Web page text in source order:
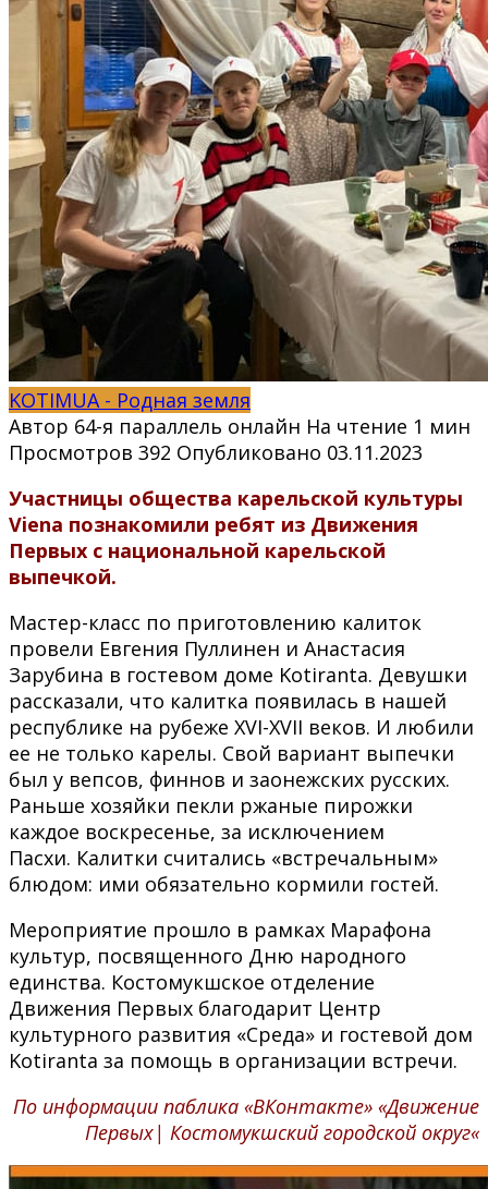
KOTIMUA - Родная земля
Автор 64-я параллель онлайн На чтение 1 мин
Просмотров 392 Опубликовано 03.11.2023
Участницы общества карельской культуры
Viena познакомили ребят из Движения
Первых с национальной карельской
выпечкой.
Мастер-класс по приготовлению калиток
провели Евгения Пуллинен и Анастасия
Зарубина в гостевом доме Kotiranta. Девушки
рассказали, что калитка появилась в нашей
республике на рубеже XVI-XVII веков. И любили
ее не только карелы. Свой вариант выпечки
был у вепсов, финнов и заонежских русских.
Раньше хозяйки пекли ржаные пирожки
каждое воскресенье, за исключением
Пасхи. Калитки считались «встречальным»
блюдом: ими обязательно кормили гостей.
Мероприятие прошло в рамках Марафона
культур, посвященного Дню народного
единства. Костомукшское отделение
Движения Первых благодарит Центр
культурного развития «Среда» и гостевой дом
Kotiranta за помощь в организации встречи.
По информации паблика «ВКонтакте» «Движение
Первых| Костомукшский городской округ«